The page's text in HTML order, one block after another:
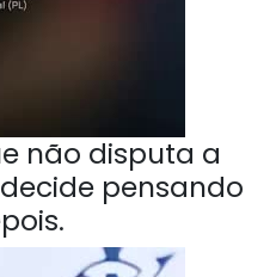
não disputa a
pensando